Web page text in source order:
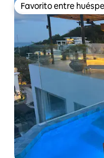
Favorito entre
Favorito entre